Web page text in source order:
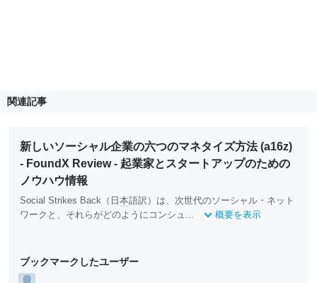
関連記事
新しいソーシャル企業の六つのマネタイズ方法 (a16z)
- FoundX Review - 起業家とスタートアップのための
ノウハウ情報
Social Strikes Back（日 本語訳）は、次世代のソーシャル・ネット
ワークと、それらがどのようにコンシュ...
概要を表示
ブックマークしたユーザー